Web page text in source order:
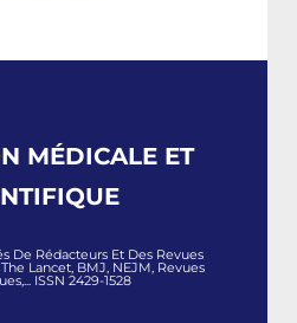
MÉDICALE ET
De Rédacteurs Et Des Revues
Lancet, BMJ, NEJM, Revues
ISSN 2429-1528